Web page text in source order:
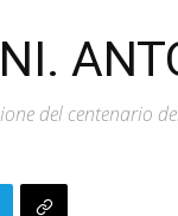
del centenario